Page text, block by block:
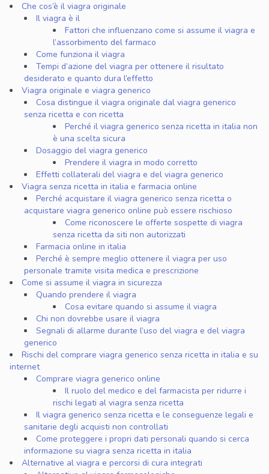
Che cos’è il viagra originale
Il viagra è il
Fattori che influenzano come si assume il viagra e
l’assorbimento del farmaco
Come funziona il viagra
Tempi d’azione del viagra per ottenere il risultato
desiderato e quanto dura l’effetto
Viagra originale e viagra generico
Cosa distingue il viagra originale dal viagra generico
senza ricetta e con ricetta
Perché il viagra generico senza ricetta in italia non
è una scelta sicura
Dosaggio del viagra generico
Prendere il viagra in modo corretto
Effetti collaterali del viagra e del viagra generico
Viagra senza ricetta in italia e farmacia online
Perché acquistare il viagra generico senza ricetta o
acquistare viagra generico online può essere rischioso
Come riconoscere le offerte sospette di viagra
senza ricetta da siti non autorizzati
Farmacia online in italia
Perché è sempre meglio ottenere il viagra per uso
personale tramite visita medica e prescrizione
Come si assume il viagra in sicurezza
Quando prendere il viagra
Cosa evitare quando si assume il viagra
Chi non dovrebbe usare il viagra
Segnali di allarme durante l’uso del viagra e del viagra
generico
Rischi del comprare viagra generico senza ricetta in italia e su
internet
Comprare viagra generico online
Il ruolo del medico e del farmacista per ridurre i
rischi legati al viagra senza ricetta
Il viagra generico senza ricetta e le conseguenze legali e
sanitarie degli acquisti non controllati
Come proteggere i propri dati personali quando si cerca
informazione su viagra senza ricetta in italia
Alternative al viagra e percorsi di cura integrati